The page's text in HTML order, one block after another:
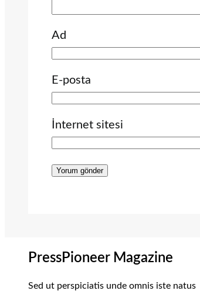
Ad
E-posta
İnternet sitesi
PressPioneer Magazine
Sed ut perspiciatis unde omnis iste natus